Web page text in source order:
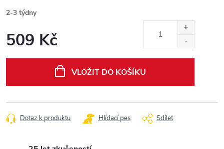
2-3 týdny
509 Kč
VLOŽIT DO KOŠÍKU
Dotaz k produktu Hlídací pes Sdílet